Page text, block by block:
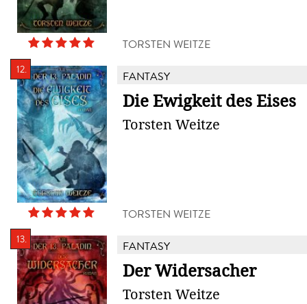
TORSTEN WEITZE
12. FANTASY
Die Ewigkeit des Eises
Torsten Weitze
TORSTEN WEITZE
13. FANTASY
Der Widersacher
Torsten Weitze